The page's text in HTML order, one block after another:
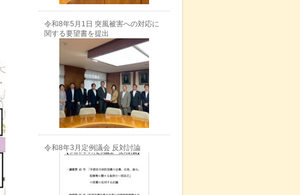
令和8年5月1日 突風被害への対応に
関する要望書を提出
令和8年3月定例議会 反対討論